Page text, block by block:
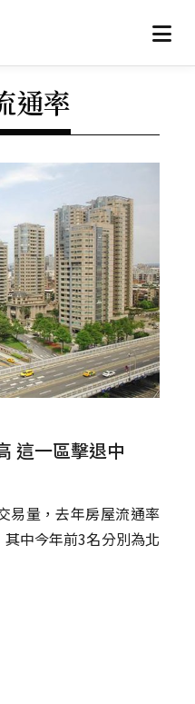
通率
這一區擊退中
易量，去年房屋流通率
中今年前3名分別為北